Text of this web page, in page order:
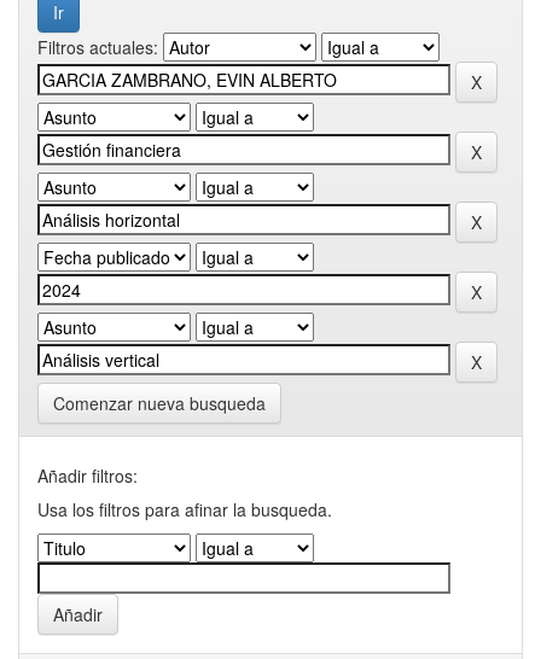
Filtros actuales:
Comenzar nueva busqueda
Añadir filtros:
Usa los filtros para afinar la busqueda.